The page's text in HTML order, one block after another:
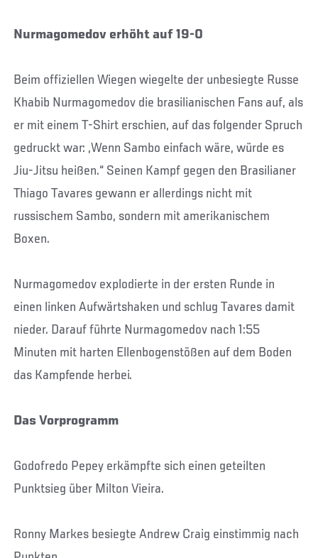
Nurmagomedov erhöht auf 19-0
Beim offiziellen Wiegen wiegelte der unbesiegte Russe
Khabib Nurmagomedov die brasilianischen Fans auf, als
er mit einem T-Shirt erschien, auf das folgender Spruch
gedruckt war: „Wenn Sambo einfach wäre, würde es
Jiu-Jitsu heißen.“ Seinen Kampf gegen den Brasilianer
Thiago Tavares gewann er allerdings nicht mit
russischem Sambo, sondern mit amerikanischem
Boxen.
Nurmagomedov explodierte in der ersten Runde in
einen linken Aufwärtshaken und schlug Tavares damit
nieder. Darauf führte Nurmagomedov nach 1:55
Minuten mit harten Ellenbogenstößen auf dem Boden
das Kampfende herbei.
Das Vorprogramm
Godofredo Pepey erkämpfte sich einen geteilten
Punktsieg über Milton Vieira.
Ronny Markes besiegte Andrew Craig einstimmig nach